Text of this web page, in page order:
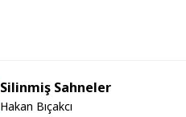
Silinmiş Sahneler
Hakan Bıçakcı